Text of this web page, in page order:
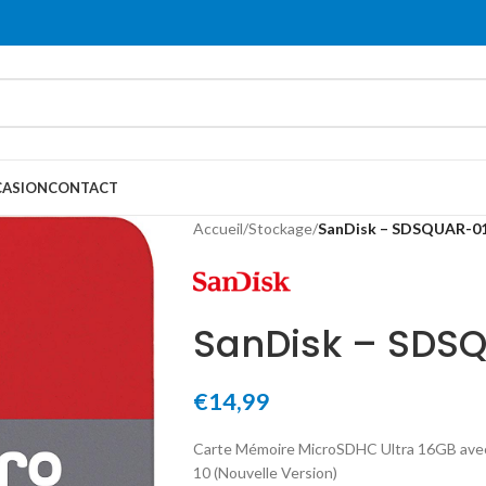
CONTACT
Accueil/Stockage/SanDisk – SDSQUAR-
SanDisk –
€14,99
Carte Mémoire MicroSDHC Ultra 16GB
10 (Nouvelle Version)